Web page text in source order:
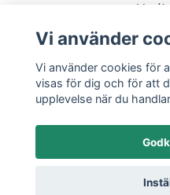
Storleks &
©
Vi använder
Vi använder cookies för
visas för dig och för att
upplevelse när du